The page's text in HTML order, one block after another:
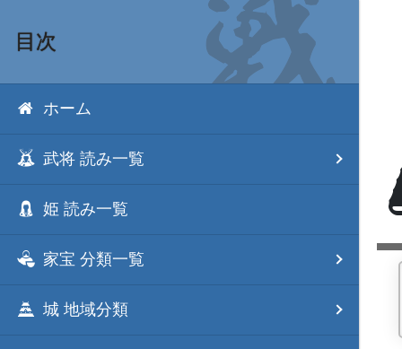
目次
ホーム
武将 読み一覧
姫 読み一覧
家宝 分類一覧
城 地域分類